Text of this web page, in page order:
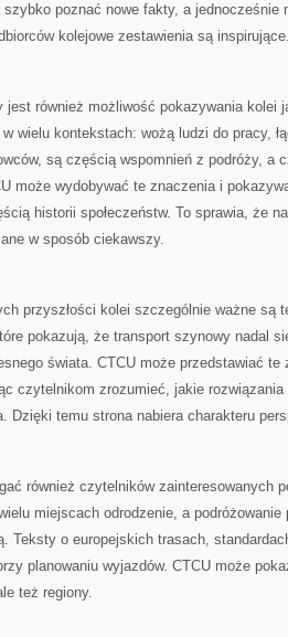
poznać nowe fakty, a jednocześnie
kolejowe zestawienia są
jest również możliwość pokazywania kolei
wielu kontekstach: wożą ludzi do pracy,
są częścią wspomnień z podróży, a
może wydobywać te znaczenia i
historii społeczeństw. To sprawia, że
w sposób ciekawszy.
przyszłości kolei szczególnie ważne są
pokazują, że transport szynowy nadal
świata. CTCU może przedstawiać te
czytelnikom zrozumieć, jakie
Dzięki temu strona nabiera charakteru
również czytelników zainteresowanych
miejscach odrodzenie, a
Teksty o europejskich trasach,
planowaniu wyjazdów. CTCU może
też regiony.